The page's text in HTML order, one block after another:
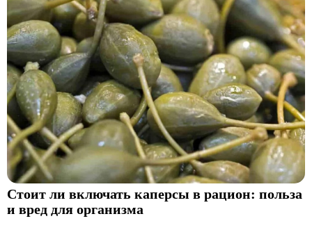
Стоит ли включать каперсы в рацион: польза
и вред для организма